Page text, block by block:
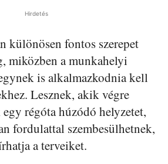
Hirdetés
különösen fontos szerepet
miközben a munkahelyi
is alkalmazkodnia kell
Lesznek, akik végre
régóta húzódó helyzetet,
fordulattal szembesülhetnek,
a terveiket.